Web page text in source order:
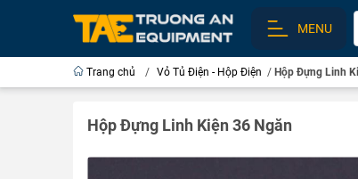
MENU
Trang chủ / Vỏ Tủ Điện - Hộp Điện / Hộp Đựng Linh
Hộp Đựng Linh Kiện 36 Ngăn